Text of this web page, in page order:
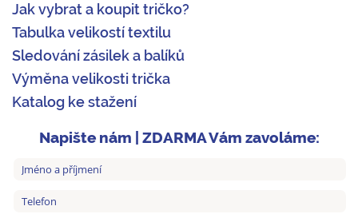
Jak vybrat a koupit tričko?
Tabulka velikostí textilu
Sledování zásilek a balíků
Výměna velikosti trička
Katalog ke stažení
Napište nám | ZDARMA Vám zavoláme: